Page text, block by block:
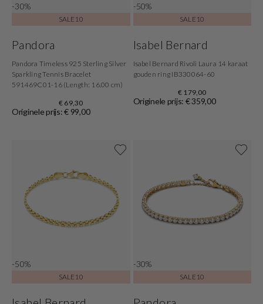
-30%
SALE10
Pandora
Pandora Timeless 925 Sterling Silver
Sparkling Tennis Bracelet
591469C01-16 (Length: 16.00 cm)
€ 69,30
Originele prijs: € 99,00
-50%
SALE10
Isabel Bernard
Isabel Bernard Rivoli Laura 14 karaat
gouden ring IB330064-60
€ 179,00
Originele prijs: € 359,00
-50%
SALE10
-30%
SALE10